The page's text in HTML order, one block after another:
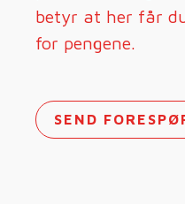
betyr at her får
for pengene.
SEND